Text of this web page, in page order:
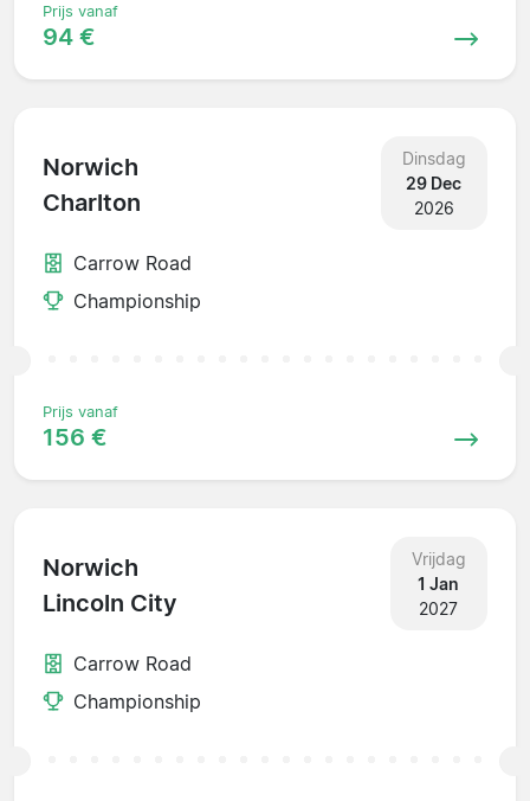
Prijs vanaf
94 €
Norwich
Charlton
Dinsdag
29 Dec
2026
Carrow Road
Championship
Prijs vanaf
156 €
Norwich
Lincoln City
Vrijdag
1 Jan
2027
Carrow Road
Championship